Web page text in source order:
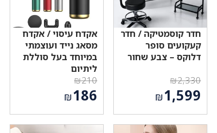
חדר קוסמטיקה / חדר
קעקועים סופר
דלוקס – צבע שחור
₪2,330
המחיר
המקורי
היה:
₪2,330.
₪1,599
הנוכחי
אקדח עיסוי / אקדח
מסאג נייד ועוצמתי
במיוחד בעל סוללת
ליתיום
₪210
המחיר
המקורי
היה:
₪210.
₪186
הנוכחי